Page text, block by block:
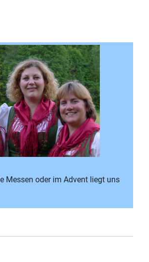
Messen oder im Advent liegt uns